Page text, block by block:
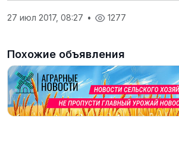
27 июл 2017, 08:27 • 1277
Похожие объявления